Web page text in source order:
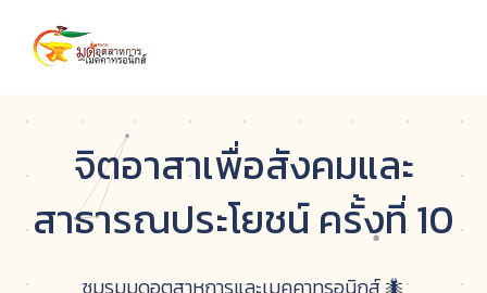
จิตอาสาเพื่อสังคมและ
สาธารณประโยชน์ ครั้งที่ 10